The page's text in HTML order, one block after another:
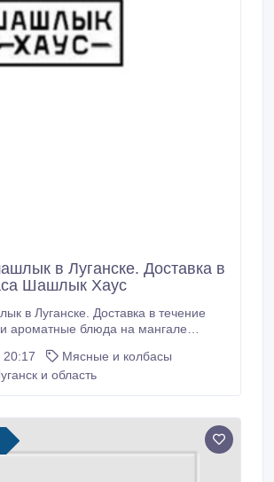
в Луганске. Доставка в
Шашлык Хаус
в Луганске. Доставка в течение
и приятным
«Шашлык House»
20:17
Мясные и колбасы
и область